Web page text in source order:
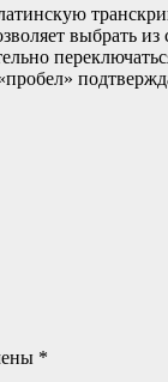
выбрать
*